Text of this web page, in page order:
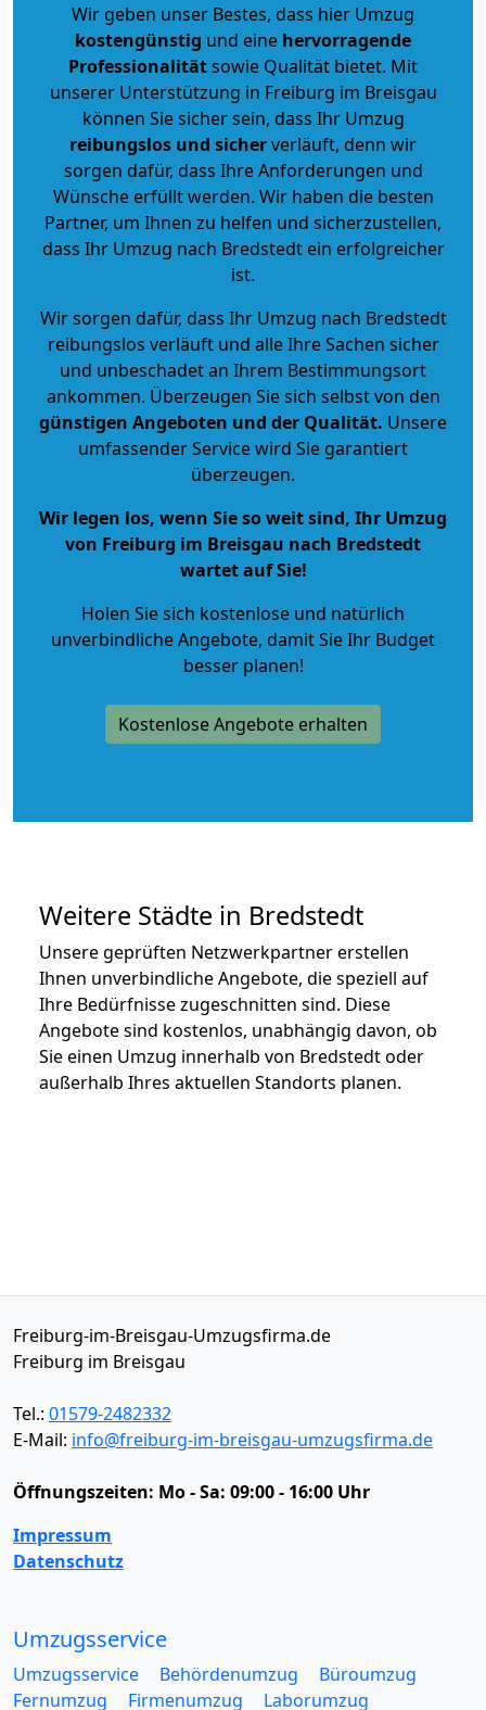
Wir geben unser Bestes, dass hier Umzug
kostengünstig und eine hervorragende
Professionalitätsowie Qualität bietet. Mit
unserer Unterstützung in Freiburg im Breisgau
können Sie sicher sein, dass Ihr Umzug
reibungslos und sicherverläuft, denn wir
sorgen dafür, dass Ihre Anforderungen und
Wünsche erfüllt werden. Wir haben die besten
Partner, um Ihnen zu helfen und sicherzustellen,
dass Ihr Umzug nach Bredstedt ein erfolgreicher
ist.
Wir sorgen dafür, dass Ihr Umzug nach Bredstedt
reibungslos verläuft und alle Ihre Sachen sicher
und unbeschadet an Ihrem Bestimmungsort
ankommen. Überzeugen Sie sich selbst von den
günstigen Angeboten und der Qualität. Unsere
umfassender Service wird Sie garantiert
überzeugen.
Wir legen los, wenn Sie so weit sind, Ihr Umzug
von Freiburg im Breisgau nach Bredstedt
wartet auf Sie!
Holen Sie sich kostenlose und natürlich
unverbindliche Angebote, damit Sie Ihr Budget
besser planen!
Kostenlose Angebote erhalten
Weitere Städte in Bredstedt
Unsere geprüften Netzwerkpartner erstellen
Ihnen unverbindliche Angebote, die speziell auf
Ihre Bedürfnisse zugeschnitten sind. Diese
Angebote sind kostenlos, unabhängig davon, ob
Sie einen Umzug innerhalb von Bredstedt oder
außerhalb Ihres aktuellen Standorts planen.
Freiburg-im-Breisgau-Umzugsfirma.de
Freiburg im Breisgau
Tel.: 01579-2482332
E-Mail: info@freiburg-im-breisgau-umzugsfirma.de
Öffnungszeiten: Mo - Sa: 09:00 - 16:00 Uhr
Impressum
Datenschutz
Umzugsservice
Umzugsservice Behördenumzug
Büroumzug
Fernumzug
Firmenumzug
Laborumzug